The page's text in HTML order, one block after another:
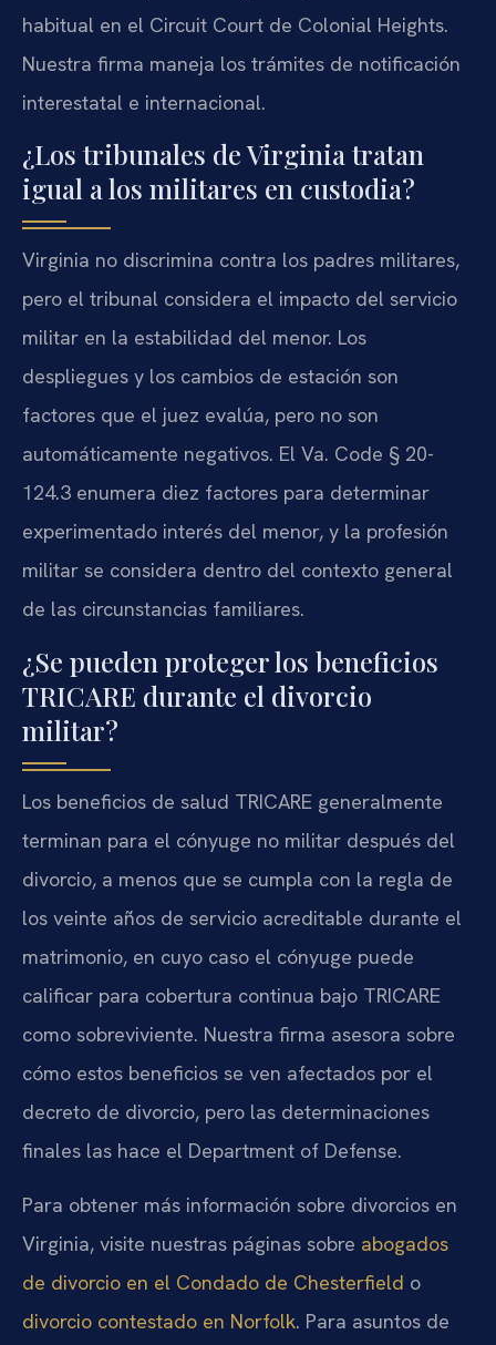
habitual en el Circuit Court de Colonial Heights.
Nuestra firma maneja los trámites de notificación
interestatal e internacional.
¿Los tribunales de Virginia tratan
igual a los militares en custodia?
Virginia no discrimina contra los padres militares,
pero el tribunal considera el impacto del servicio
militar en la estabilidad del menor. Los
despliegues y los cambios de estación son
factores que el juez evalúa, pero no son
automáticamente negativos. El Va. Code § 20-
124.3 enumera diez factores para determinar
experimentado interés del menor, y la profesión
militar se considera dentro del contexto general
de las circunstancias familiares.
¿Se pueden proteger los beneficios
TRICARE durante el divorcio
militar?
Los beneficios de salud TRICARE generalmente
terminan para el cónyuge no militar después del
divorcio, a menos que se cumpla con la regla de
los veinte años de servicio acreditable durante el
matrimonio, en cuyo caso el cónyuge puede
calificar para cobertura continua bajo TRICARE
como sobreviviente. Nuestra firma asesora sobre
cómo estos beneficios se ven afectados por el
decreto de divorcio, pero las determinaciones
finales las hace el Department of Defense.
Para obtener más información sobre divorcios en
Virginia, visite nuestras páginas sobre abogados
de divorcio en el Condado de Chesterfield o
divorcio contestado en Norfolk. Para asuntos de